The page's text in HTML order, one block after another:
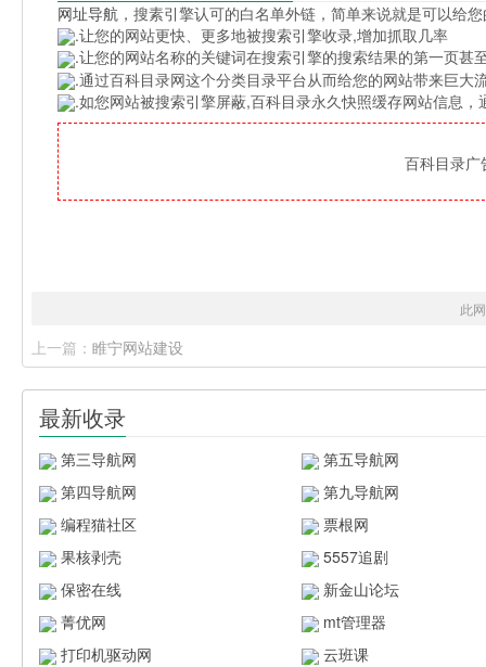
网址导航 ，搜素引擎认可的白名单外链，简单来说就是可以给
.让您的网站更快、更多地被搜索引擎收录,增加抓取几率
.让您的网站名称的关键词在搜索引擎的搜索结果的第一页甚
.通过百科目录网这个分类目录平台从而给您的网站带来巨大
.如您网站被搜索引擎屏蔽,百科目录永久快照缓存网站信息
百科目录
此
上一篇： 睢宁网站建设
最新收录
第三导航网
第五导航网
第四导航网
第九导航网
编程猫社区
票根网
果核剥壳
5557追剧
保密在线
新金山论坛
菁优网
mt管理器
打印机驱动网
云班课